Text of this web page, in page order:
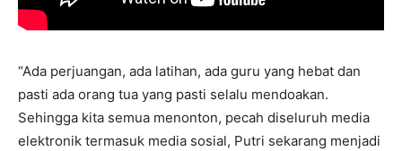
“Ada perjuangan, ada latihan, ada guru yang hebat dan
pasti ada orang tua yang pasti selalu mendoakan.
Sehingga kita semua menonton, pecah diseluruh media
elektronik termasuk media sosial, Putri sekarang menjadi